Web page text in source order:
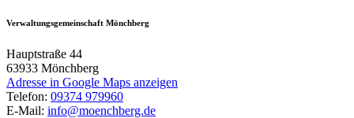
Verwaltungsgemeinschaft Mönchberg
Hauptstraße 44
63933 Mönchberg
Adresse in Google Maps anzeigen
Telefon: 09374 979960
E-Mail: info@moenchberg.de